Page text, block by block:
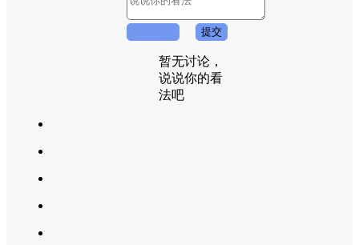
提交
暂无讨论，
说说你的看
法吧